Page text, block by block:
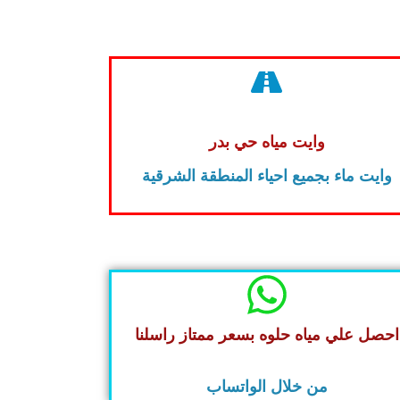
وايت مياه حي بدر
وايت ماء بجميع احياء المنطقة الشرقية
احصل علي مياه حلوه بسعر ممتاز راسلنا
من خلال الواتساب